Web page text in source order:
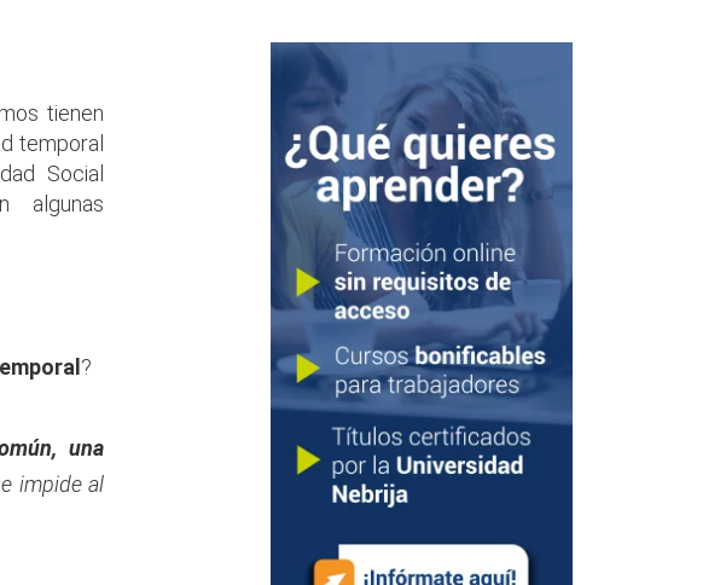
tienen
temporal
Social
algunas
?
una
impide al